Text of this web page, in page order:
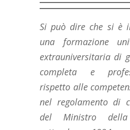
Si può dire che si è
una formazione
extrauniversitaria di
completa e
rispetto alle
nel regolamento di
del Ministro